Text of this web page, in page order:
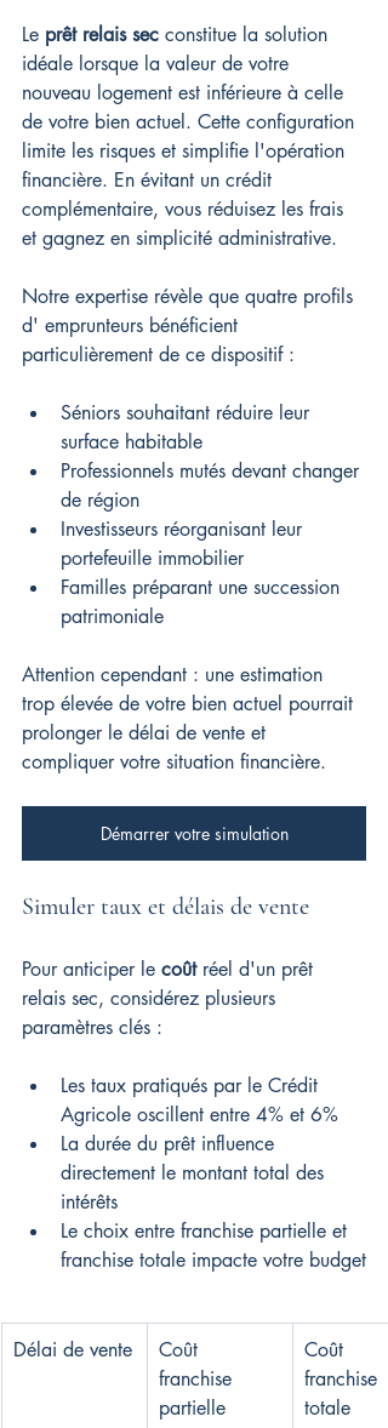
Le prêt relais sec constitue la solution
idéale lorsque la valeur de votre
nouveau logement est inférieure à celle
de votre bien actuel. Cette configuration
limite les risques et simplifie l'opération
financière. En évitant un crédit
complémentaire, vous réduisez les frais
et gagnez en simplicité administrative.
Notre expertise révèle que quatre profils
d' emprunteurs bénéficient
particulièrement de ce dispositif :
Séniors souhaitant réduire leur
surface habitable
Professionnels mutés devant changer
de région
Investisseurs réorganisant leur
portefeuille immobilier
Familles préparant une succession
patrimoniale
Attention cependant : une estimation
trop élevée de votre bien actuel pourrait
prolonger le délai de vente et
compliquer votre situation financière.
Démarrer votre simulation
Simuler taux et délais de vente
Pour anticiper le coût réel d'un prêt
relais sec, considérez plusieurs
paramètres clés :
Les taux pratiqués par le Crédit
Agricole oscillent entre 4% et 6%
La durée du prêt influence
directement le montant total des
intérêts
Le choix entre franchise partielle et
franchise totale impacte votre budget
Délai de vente
Coût
franchise
partielle
Coût
franchise
totale